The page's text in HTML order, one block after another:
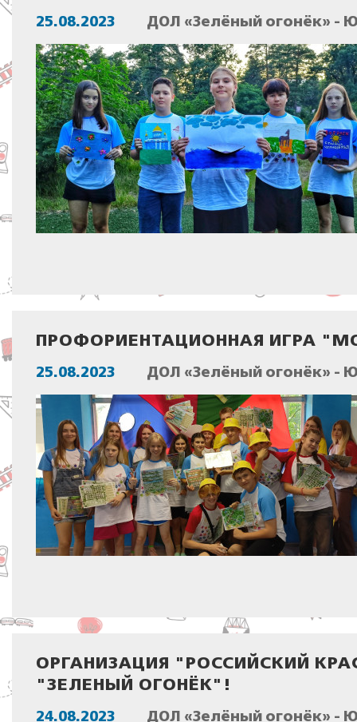
25.08.2023 ДОЛ «Зелёный огонёк» -
ПРОФОРИЕНТАЦИОННАЯ ИГРА
25.08.2023 ДОЛ «Зелёный огонёк» -
ОРГАНИЗАЦИЯ "РОССИЙСКИЙ
"ЗЕЛЕНЫЙ ОГОНЁК"!
24.08.2023 ДОЛ «Зелёный огонёк» -